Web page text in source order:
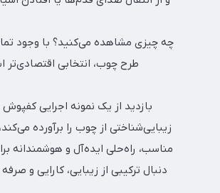
طرح چوب، انتخابی اقتصادی‌تر
زیبایی‌شناختی از چوب را برآورده
مناسب، راه‌حلی ایده‌آل و هوشمندانه